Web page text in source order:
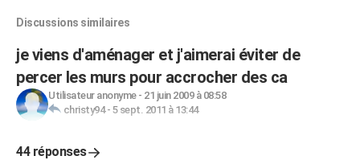
Discussions similaires
je viens d'aménager et j'aimerai éviter de
percer les murs pour accrocher des ca
Utilisateur anonyme- 21 juin 2009 à 08:58
christy94- 5 sept. 2011 à 13:44
44 réponses